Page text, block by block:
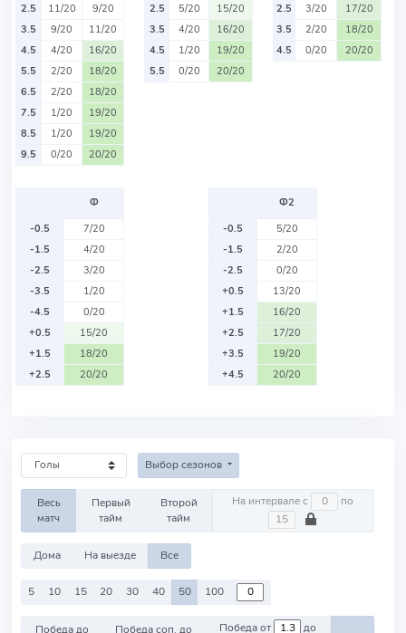
2.5
11/20
9/20
3.5
9/20
11/20
4.5
4/20
16/20
5.5
2/20
18/20
6.5
2/20
18/20
7.5
1/20
19/20
8.5
1/20
19/20
9.5
0/20 20/20
2.5
5/20
15/20
3.5
4/20
16/20
4.5
1/20
19/20
5.5
0/20 20/20
2.5
3/20
17/20
3.5
2/20
18/20
4.5
0/20 20/20
Ф
-0.5
7/20
-1.5
4/20
-2.5
3/20
-3.5
1/20
-4.5
0/20
+0.5
15/20
+1.5
18/20
+2.5
20/20
Ф2
-0.5
5/20
-1.5
2/20
-2.5
0/20
+0.5
13/20
+1.5
16/20
+2.5
17/20
+3.5
19/20
+4.5
20/20
Выбор сезонов
Весь
матч
Первый
тайм
Второй
тайм
На интервале с по
Дома На выезде Все
5 10 15 20 30 40 50 100
Победа до Победа соп. до Победа от до